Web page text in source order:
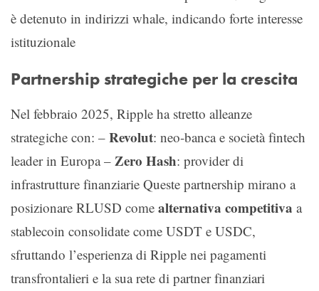
è detenuto in indirizzi whale, indicando forte interesse
istituzionale
Partnership strategiche per la crescita
Nel febbraio 2025, Ripple ha stretto alleanze
strategiche con: – Revolut: neo-banca e società fintech
leader in Europa – Zero Hash: provider di
infrastrutture finanziarie Queste partnership mirano a
posizionare RLUSD come alternativa competitiva a
stablecoin consolidate come USDT e USDC,
sfruttando l’esperienza di Ripple nei pagamenti
transfrontalieri e la sua rete di partner finanziari